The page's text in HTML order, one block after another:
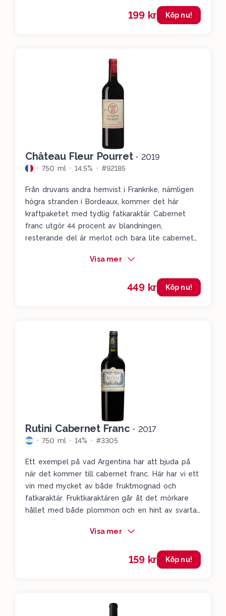
199 kr Köp nu!
Château Fleur Pourret • 2019
750 ml 14.5% #92185
Från druvans andra hemvist i Frankrike, nämligen
högra stranden i Bordeaux, kommer det här
kraftpaketet med tydlig fatkaraktär. Cabernet
franc utgör 44 procent av blandningen,
resterande del är merlot och bara lite cabernet
plommon och svarta vinbär lite i bakgrunden av
Visa mer
449 kr Köp nu!
Rutini Cabernet Franc • 2017
750 ml 14% #3305
Ett exempel på vad Argentina har att bjuda på
när det kommer till cabernet franc. Här har vi ett
vin med mycket av både fruktmognad och
fatkaraktär. Fruktkaraktären går åt det mörkare
hållet med både plommon och en hint av svarta
choklad, kaffe och vanilj är det här ett vin att
Visa mer
159 kr Köp nu!